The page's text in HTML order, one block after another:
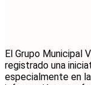
El Grupo Municipal
registrado una
especialmente en